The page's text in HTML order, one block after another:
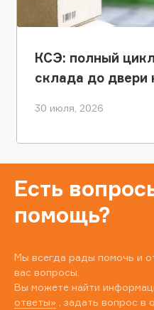
КСЭ: полный
склада до двери
30 июля, 2026
Есть
помощь?
Мы всегда рады помочь и
вас вопросы.
Вы можете найти
ответы» , задать вопрос в